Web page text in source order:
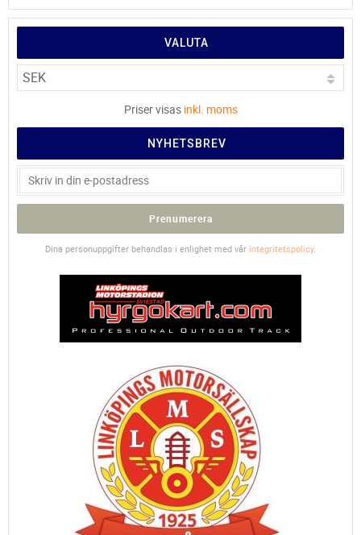
VALUTA
Priser visas inkl. moms
NYHETSBREV
Prenumerera
Dina personuppgifter behandlas i enlighet med vår integritetspolicy.